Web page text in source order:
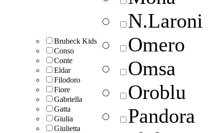
Brubeck Kids
Conso
Conte
Eldar
Filodoro
Fiore
Gabriella
Gatta
Giulia
Giulietta
N.Laroni
Omero
Omsa
Oroblu
Pandora